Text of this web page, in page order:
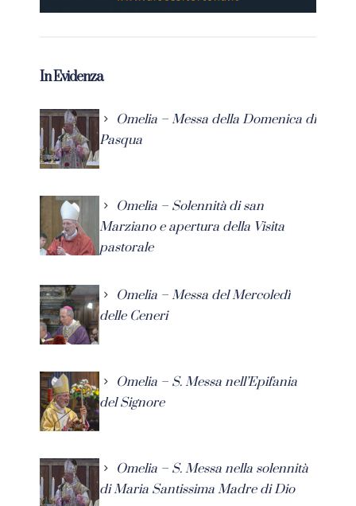
In Evidenza
Omelia – Messa della Domenica di
Pasqua
Omelia – Solennità di san
Marziano e apertura della Visita
pastorale
Omelia – Messa del Mercoledì
delle Ceneri
Omelia – S. Messa nell’Epifania
del Signore
Omelia – S. Messa nella solennità
di Maria Santissima Madre di Dio